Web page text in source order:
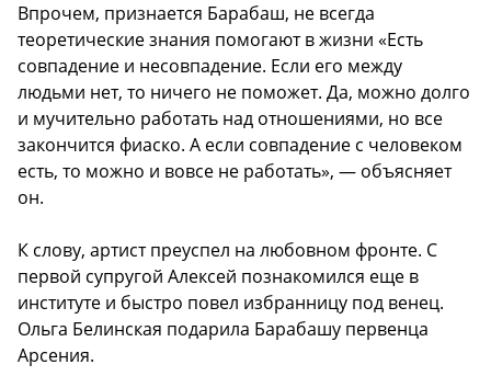
Впрочем, признается Барабаш, не всегда
теоретические знания помогают в жизни «Есть
совпадение и несовпадение. Если его между
людьми нет, то ничего не поможет. Да, можно долго
и мучительно работать над отношениями, но все
закончится фиаско. А если совпадение с человеком
есть, то можно и вовсе не работать», — объясняет
он.
К слову, артист преуспел на любовном фронте. С
первой супругой Алексей познакомился еще в
институте и быстро повел избранницу под венец.
Ольга Белинская подарила Барабашу первенца
Арсения.